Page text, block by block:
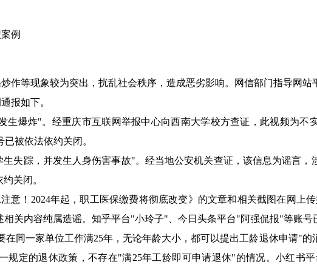
例
作等现象较为突出，扰乱社会秩序，造成恶劣影响。网信部门指导网站
报如下。
生爆炸"。经重庆市互联网举报中心向西南大学校方查证，此视频为不
被依法依约关闭。
失踪，并发生人身伤害事故"。经当地公安机关查证，该信息为谣言，
关闭。
意！ 2024年起，职工医保缴费将彻底改变》的文章和相关截图在网上
关内容纯属造谣。知乎平台"小玲子"、今日头条平台"阿强侃报"等账号
在同一家单位工作满25年，无论年龄大小，都可以提出工龄退休申请"的
定的退休政策，不存在"满25年工龄即可申请退休"的情况。小红书